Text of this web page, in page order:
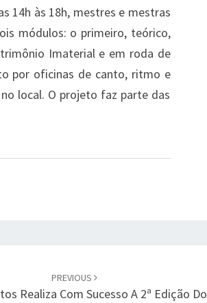
14h às 18h, mestres e mestras
módulos: o primeiro, teórico,
Imaterial e em roda de
por oficinas de canto, ritmo e
local. O projeto faz parte das
PREVIOUS
Realiza Com Sucesso A 2ª Edição Do